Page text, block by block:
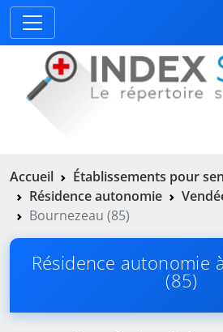
Accueil
Établissements pour
Résidence autonomie
Bournezeau (85)
Résidence autonomie
(85)